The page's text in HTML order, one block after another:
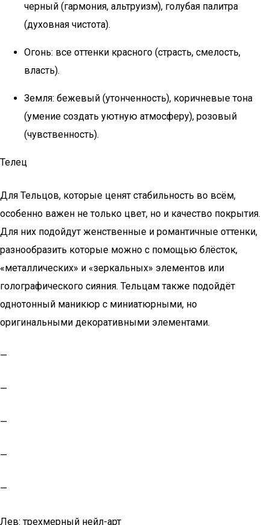
черный (гармония, альтруизм), голубая палитра
(духовная чистота).
Огонь: все оттенки красного (страсть, смелость,
власть).
Земля: бежевый (утонченность), коричневые тона
(умение создать уютную атмосферу), розовый
(чувственность).
Телец
Для Тельцов, которые ценят стабильность во всём,
особенно важен не только цвет, но и качество покрытия.
Для них подойдут женственные и романтичные оттенки,
разнообразить которые можно с помощью блёсток,
«металлических» и «зеркальных» элементов или
голографического сияния. Тельцам также подойдёт
однотонный маникюр с миниатюрными, но
оригинальными декоративными элементами.
—
—
—
—
—
Лев: трехмерный нейл-арт